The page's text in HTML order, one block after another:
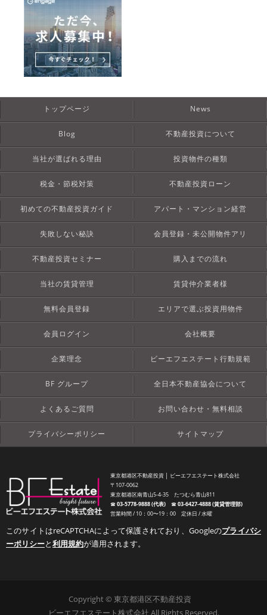
トップページ News
Blog 不動産投資について
当社が選ばれる理由 投資物件の種類
税金・節税対策 不動産投資ローン
初めての不動産投資ガイド アパート・マンション経営
失敗しない秘訣 会員登録・未公開物件アリ
不動産投資セミナー 購入までの流れ
当社の賃貸管理 賃貸仲介業者様
無料会員登録 エリアで選ぶ投資用物件
会員ログイン 会社概要
企業理念 ビーエフエステート行動規範
BF グループ 全日本不動産協会について
よくあるご質問 お問い合わせ・無料相談
プライバシーポリシー サイトマップ
東京都港区不動産投資 │ ビーエフエステート株式会社
〒107-0062
東京都港区南青山5-4-35 たつむら青山811
☎︎03-5778-9888 (代表)☎︎03-6427-4888 (賃貸管理部)
営業時間 / 10：00〜19：00 定休日 / 水曜
このサイトはreCAPTCHAによって保護されており、Googleのプライバシ
ーポリシーと利用規約が適用されます。
Copyright © 東京都港区不動産投資
ビーエフエステート株式会社 All Rights Reserved.